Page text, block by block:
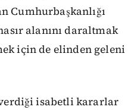
Cumhurbaşkanlığı
alanını daraltmak
için de elinden geleni
isabetli kararlar